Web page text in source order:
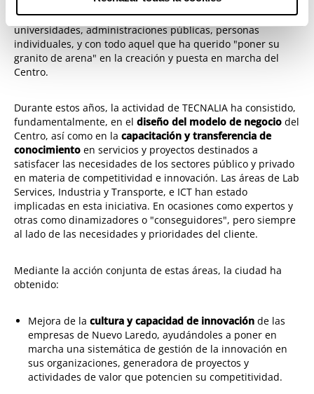
trabajado con empresas (grandes y pequeñas),
universidades, administraciones públicas, personas
individuales, y con todo aquel que ha querido "poner su
granito de arena" en la creación y puesta en marcha del
Centro.
Durante estos años, la actividad de TECNALIA ha consistido,
fundamentalmente, en eldiseño del modelo de negociodel
Centro, así como en lacapacitación y transferencia de
conocimientoen servicios y proyectos destinados a
satisfacer las necesidades de los sectores público y privado
en materia de competitividad e innovación. Las áreas de Lab
Services, Industria y Transporte, e ICT han estado
implicadas en esta iniciativa. En ocasiones como expertos y
otras como dinamizadores o "conseguidores", pero siempre
al lado de las necesidades y prioridades del cliente.
Mediante la acción conjunta de estas áreas, la ciudad ha
obtenido:
Mejora de lacultura y capacidad de innovaciónde las
empresas de Nuevo Laredo, ayudándoles a poner en
marcha una sistemática de gestión de la innovación en
sus organizaciones, generadora de proyectos y
actividades de valor que potencien su competitividad.